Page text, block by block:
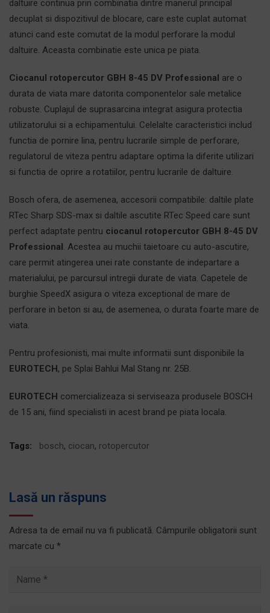
daltuire continua prin combinatia dintre manerul principal
decuplat si dispozitivul de blocare, care este cuplat automat
atunci cand este comutat de la modul perforare la modul
daltuire. Aceasta combinatie este unica pe piata.
Ciocanul rotopercutor GBH 8-45 DV Professional are o
durata de viata mare datorita componentelor sale metalice
robuste. Cuplajul de suprasarcina integrat asigura protectia
utilizatorului si a echipamentului. Celelalte caracteristici includ
functia de pornire lina, pentru lucrarile simple de perforare,
regulatorul de viteza pentru adaptare optima la diferite utilizari
si functia de oprire a rotatiilor, pentru lucrarile de daltuire.
Bosch ofera, de asemenea, accesorii compatibile: daltile plate
RTec Sharp SDS-max si daltile ascutite RTec Speed care sunt
perfect adaptate pentru ciocanul rotopercutor GBH 8-45 DV
Professional. Acestea au muchii taietoare cu auto-ascutire,
care permit atingerea unei rate constante de indepartare a
materialului, pe parcursul intregii durate de viata. Capetele de
burghie SpeedX asigura o viteza exceptional de mare de
perforare in beton si au, de asemenea, o durata foarte mare de
viata.
Pentru profesionisti, mai multe informatii sunt disponibile la
EUROTECH, pe Splai Bahlui Mal Stang nr. 25B.
EUROTECH comercializeaza si serviseaza produsele BOSCH
de 15 ani, fiind specialisti in acest brand pe piata locala.
Tags: bosch, ciocan, rotopercutor
Lasă un răspuns
Adresa ta de email nu va fi publicată. Câmpurile obligatorii sunt
marcate cu *